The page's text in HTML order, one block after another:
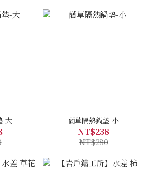
-大 藺草隔熱鍋墊-小
NT$238
NT$280